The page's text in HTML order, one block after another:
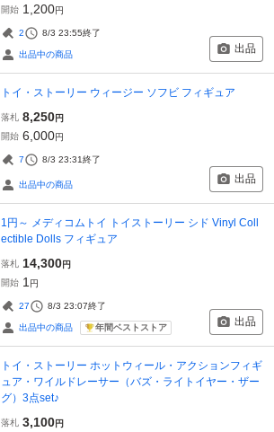
開始 1,200円
2 8/3 23:55終了
出品中の商品 出品
トイ・ストーリー ウィージー ソフビ フィギュア
落札 8,250円
開始 6,000円
7 8/3 23:31終了
出品中の商品 出品
1円～ メディコムトイ トイストーリー シド Vinyl Coll
ectible Dolls フィギュア
落札 14,300円
開始 1 円
27 8/3 23:07終了
出品中の商品 年間ベストストア 出品
トイ・ストーリー ホットウィール・アクションフィギ
ュア・ワイルドレーサー（バズ・ライトイヤー・ザー
グ）3点set♪
落札 3,100円